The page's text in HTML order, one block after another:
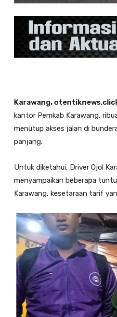
Karawang,
kantor Pemkab Karawang,
menutup akses jalan di
panjang.
Untuk diketahui, Driver Ojol
menyampaikan beberapa
Karawang, kesetaraan tarif